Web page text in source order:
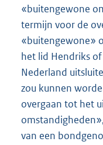
«buitengewone
termijn voor de
«buitengewone»
het lid Hendriks
Nederland
zou kunnen
overgaan tot het
van een